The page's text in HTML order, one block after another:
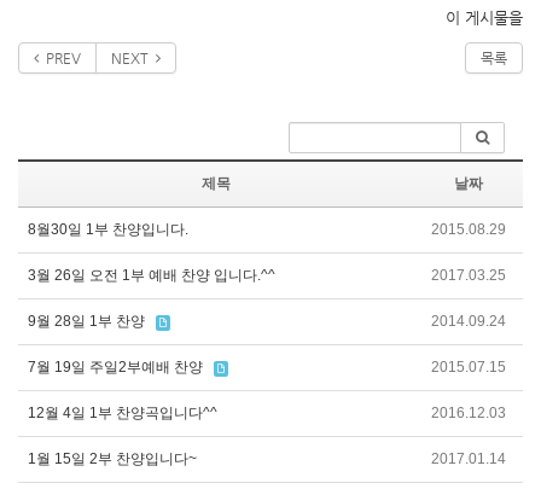
이 게시물을
PREV NEXT 목록
제목 날짜
8월30일 1부 찬양입니다. 2015.08.29
3월 26일 오전 1부 예배 찬양 입니다.^^ 2017.03.25
9월 28일 1부 찬양 2014.09.24
7월 19일 주일2부예배 찬양 2015.07.15
12월 4일 1부 찬양곡입니다^^ 2016.12.03
1월 15일 2부 찬양입니다~ 2017.01.14